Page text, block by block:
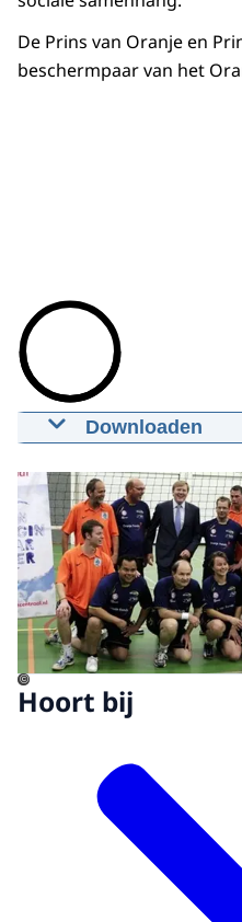
De Prins van Oranje en
beschermpaar van het
Downloaden
De Weg
01-09-2011 02:29 mp4
Download
Ondertiteling
srt
Download
Download
©
Hoort bij